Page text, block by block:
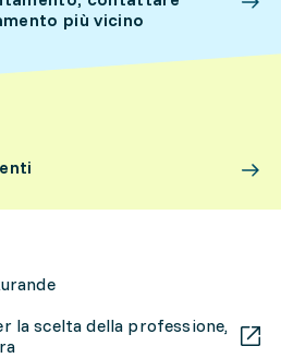
più vicino
la scelta della professione,